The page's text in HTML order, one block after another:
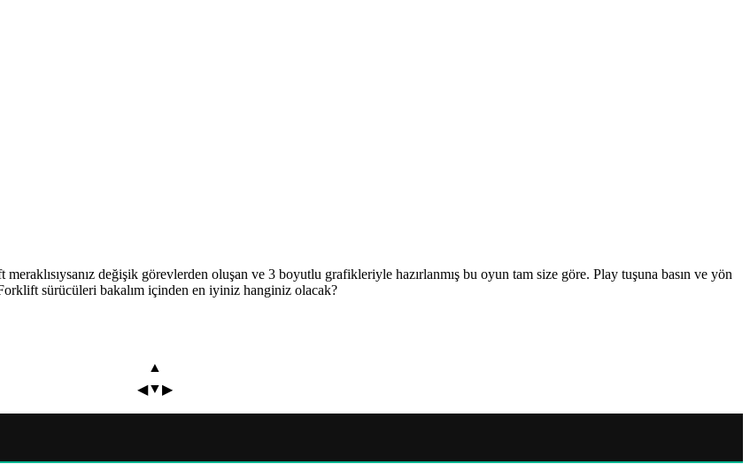
değişik görevlerden oluşan ve 3 boyutlu grafikleriyle hazırlanmış bu oyun tam size göre. Play tuşuna basın ve yön
sürücüleri bakalım içinden en iyiniz hanginiz olacak?
▲
◀▼▶